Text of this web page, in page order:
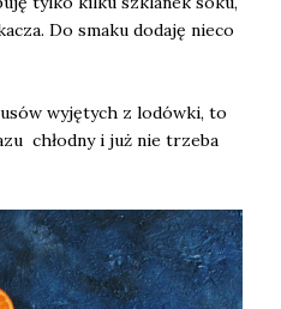
Do smaku dodaję nieco
wyjętych z lodówki, to
chłodny i już nie trzeba